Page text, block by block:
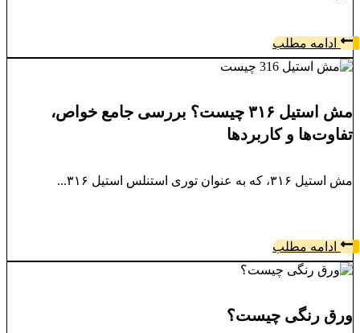
ادامه مطلب
مش استیل ۳۱۶ چیست؟ بررسی جامع خواص،
تفاوت‌ها و کاربردها
مش استیل ۳۱۶، که به عنوان توری استنلس استیل ۳۱۶...
ادامه مطلب
ورق رنگی چیست؟